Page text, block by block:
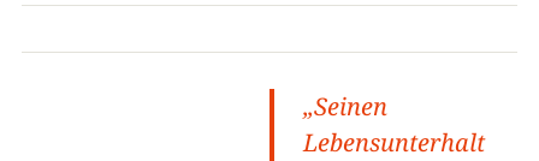
„Seinen
Lebensunterhalt